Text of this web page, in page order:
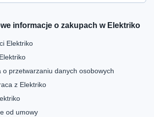
informacje o zakupach w Elektriko
Elektriko
o przetwarzaniu danych osobowych
z Elektriko
od umowy